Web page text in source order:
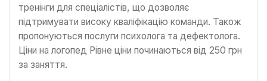
тренінги для спеціалістів, що дозволяє
підтримувати високу кваліфікацію команди. Також
пропонуються послуги психолога та дефектолога.
Ціни на логопед Рівне ціни починаються від 250 грн
за заняття.